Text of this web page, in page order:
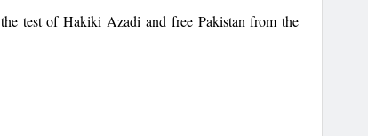
test of Hakiki Azadi and free Pakistanfrom the